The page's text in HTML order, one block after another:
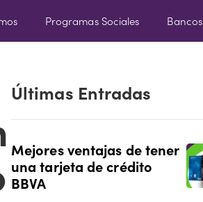
Programas Sociales Bancos
Últimas Entradas
Mejores ventajas de tener
una tarjeta de crédito
BBVA